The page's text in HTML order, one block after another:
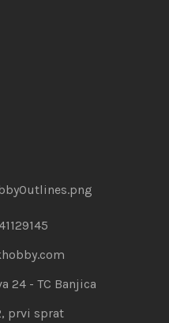
24 - TC Banjica
prvi sprat